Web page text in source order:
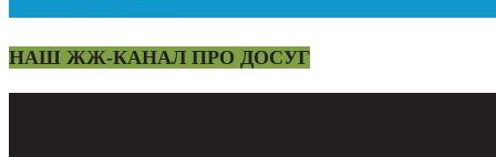
НАШ ЖЖ-КАНАЛ ПРО ДОСУГ